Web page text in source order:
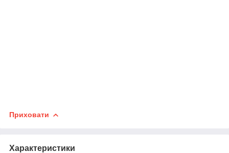
Приховати
Характеристики